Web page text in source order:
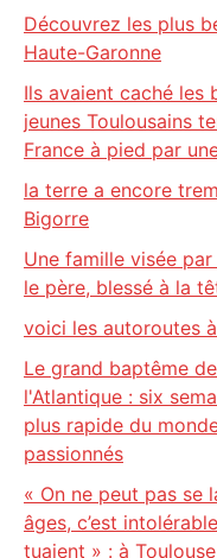
Découvrez les plus
Haute-Garonne
Ils avaient caché les
jeunes Toulousains
France à pied par
la terre a encore
Bigorre
Une famille visée
le père, blessé à la
voici les autoroutes
Le grand baptême
l'Atlantique : six
plus rapide du
passionnés
« On ne peut pas se
âges, c’est
tuaient » : à